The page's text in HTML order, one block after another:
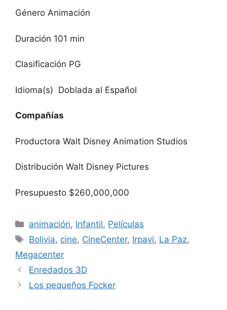
Género Animación
Duración 101 min
Clasificación PG
Idioma(s) Doblada al Español
Compañías
Productora Walt Disney Animation Studios
Distribución Walt Disney Pictures
Presupuesto $260,000,000
Categorías
animación, Infantil, Películas
Etiquetas
Bolivia, cine, CineCenter, Irpavi, La Paz,
Megacenter
Enredados 3D
Los pequeños Focker